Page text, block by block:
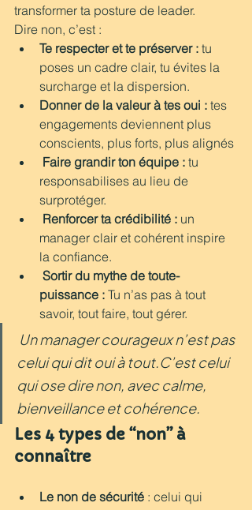
transformer ta posture de leader.
Dire non, c’est :
Te respecter et te préserver : tu
poses un cadre clair, tu évites la
surcharge et la dispersion.
Donner de la valeur à tes oui : tes
engagements deviennent plus
conscients, plus forts, plus alignés
Faire grandir ton équipe : tu
responsabilises au lieu de
surprotéger.
Renforcer ta crédibilité : un
manager clair et cohérent inspire
la confiance.
Sortir du mythe de toute-
puissance : Tu n’as pas à tout
savoir, tout faire, tout gérer.
Un manager courageux n’est pas
celui qui dit oui à tout.C’est celui
qui ose dire non, avec calme,
bienveillance et cohérence.
Les 4 types de “non” à
connaître
Le non de sécurité : celui qui